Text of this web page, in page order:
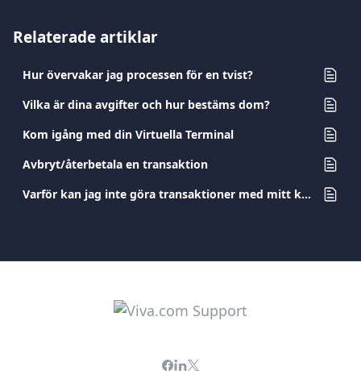
Relaterade artiklar
Hur övervakar jag processen för en tvist?
Vilka är dina avgifter och hur bestäms dom?
Kom igång med din Virtuella Terminal
Avbryt/återbetala en transaktion
Varför kan jag inte göra transaktioner med mitt kort?